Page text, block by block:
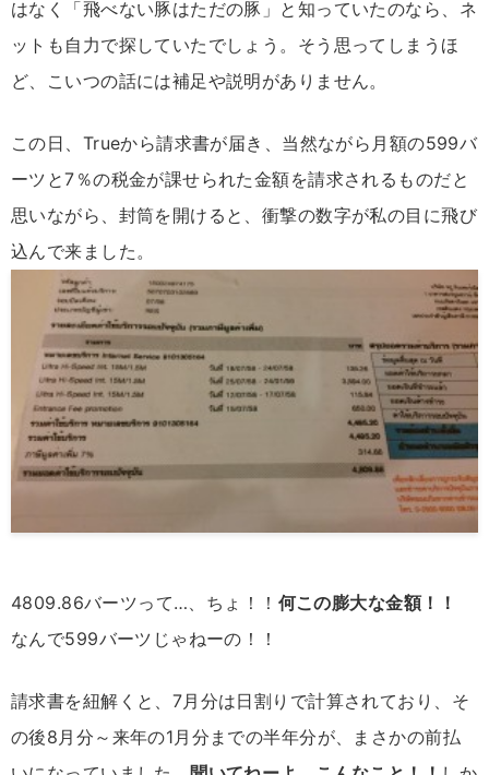
はなく「飛べない豚はただの豚」と知っていたのなら、ネ
ットも自力で探していたでしょう。そう思ってしまうほ
ど、こいつの話には補足や説明がありません。
この日、Trueから請求書が届き、当然ながら月額の599バ
ーツと7％の税金が課せられた金額を請求されるものだと
思いながら、封筒を開けると、衝撃の数字が私の目に飛び
込んで来ました。
4809.86バーツって…、ちょ！！ 何この膨大な金額！！
なんで599バーツじゃねーの！！
請求書を紐解くと、7月分は日割りで計算されており、そ
の後8月分～来年の1月分までの半年分が、まさかの前払